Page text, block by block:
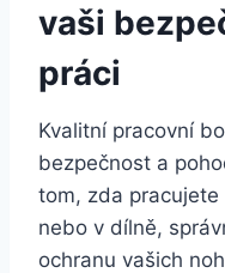
vaši
práci
Kvalitní pracovní
bezpečnost a
tom, zda‌
nebo v ⁤dílně,
ochranu vašich⁢